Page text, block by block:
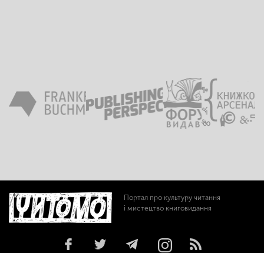
Портал про культуру читання
і мистецтво книговидання